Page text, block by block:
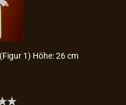
1) Höhe: 26 cm